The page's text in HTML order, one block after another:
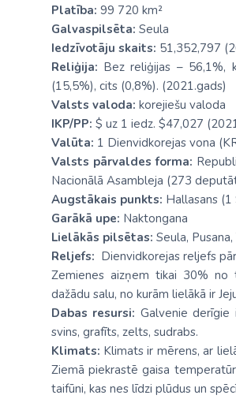
Platība: 99 720 km²
Galvaspilsēta: Seula
Iedzīvotāju skaits: 51,352,797
Reliģija: Bez reliģijas – 56,1%,
(15,5%), cits (0,8%). (2021.gads)
Valsts valoda: korejiešu valoda
IKP/PP: $ uz 1 iedz. $47,027
Valūta: 1 Dienvidkorejas vona
Valsts pārvaldes forma:
Nacionālā Asambleja (273
Augstākais punkts: Hallasans (1
Garākā upe: Naktongana
Lielākās pilsētas: Seula,
Reljefs: Dienvidkorejas reljefs
Zemienes aizņem tikai 30% no
dažādu salu, no kurām lielākā ir
Dabas resursi: Galvenie derīgie
svins, grafīts, zelts, sudrabs.
Klimats: Klimats ir mērens, ar
Ziemā piekrastē gaisa
taifūni, kas nes līdzi plūdus un